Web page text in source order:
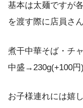
基本は太麺ですが
を渡す際に店員さ
煮干中華そば・チ
中盛→230g(+100
お子様連れには嬉